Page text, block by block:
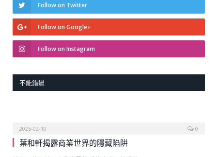
Follow on Twitter
Follow on Google+
Follow on Instagram
不能錯過
2025-02-10 0
葉和軒揭露商業世界的隱藏陷阱